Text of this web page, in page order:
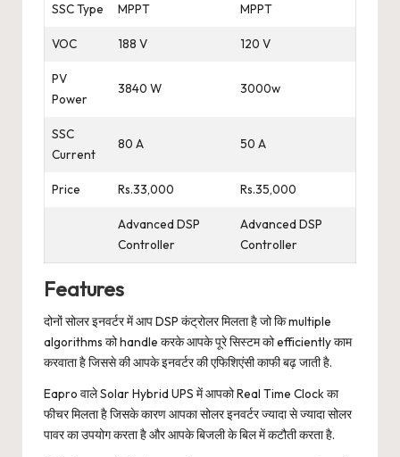
SSC Type MPPT MPPT
VOC 188 V 120 V
PV
Power
3840 W 3000w
SSC
Current
80 A 50 A
Price Rs.33,000 Rs.35,000
Advanced DSP
Controller
Advanced DSP
Controller
Features
दोनों सोलर इनवर्टर में आप DSP कंट्रोलर मिलता है जो कि multiple
algorithms को handle करके आपके पूरे सिस्टम को efficiently काम
करवाता है जिससे की आपके इनवर्टर की एफिशिएंसी काफी बढ़ जाती है.
Eapro वाले Solar Hybrid UPS में आपको Real Time Clock का
फीचर मिलता है जिसके कारण आपका सोलर इनवर्टर ज्यादा से ज्यादा सोलर
पावर का उपयोग करता है और आपके बिजली के बिल में कटौती करता है.